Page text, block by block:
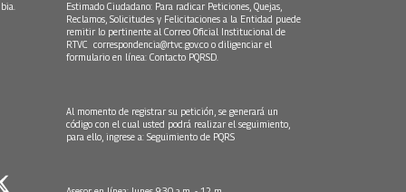
Estimado Ciudadano: Para radicar Peticiones, Quejas,
Reclamos, Solicitudes y Felicitaciones a la Entidad puede
remitir lo pertinente al Correo Oficial Institucional de
RTVC correspondencia@rtvc.gov.co o diligenciar el
formulario en línea: Contacto PQRSD.
Al momento de registrar su petición, se generará un
código con el cual usted podrá realizar el seguimiento,
para ello, ingrese a: Seguimiento de PQRS